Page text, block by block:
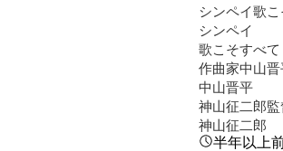
シンペイ歌
シンペイ
歌こそすべて
作曲家中山
中山晋平
神山征二郎監
神山征二郎
半年以上